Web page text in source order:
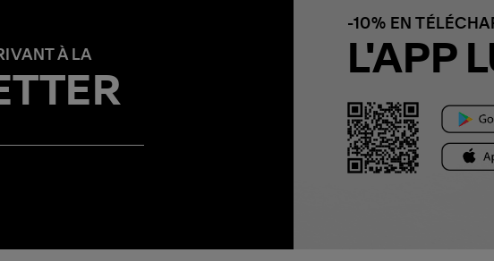
À LA
-10% EN
L'APP